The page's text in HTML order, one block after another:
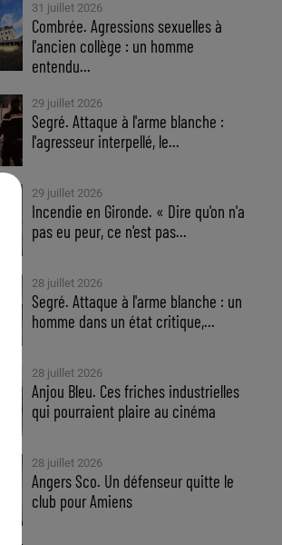
31 juillet 2026
Combrée. Agressions sexuelles à
l'ancien collège : un homme
entendu...
29 juillet 2026
Segré. Attaque à l'arme blanche :
l'agresseur interpellé, le...
29 juillet 2026
Incendie en Gironde. « Dire qu'on n'a
pas eu peur, ce n'est pas...
28 juillet 2026
Segré. Attaque à l'arme blanche : un
homme dans un état critique,...
28 juillet 2026
Anjou Bleu. Ces friches industrielles
qui pourraient plaire au cinéma
28 juillet 2026
Angers Sco. Un défenseur quitte le
club pour Amiens